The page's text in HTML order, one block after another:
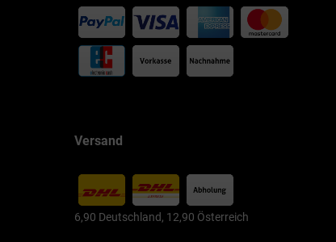
Versand
6,90 Deutschland, 12,90 Österreich